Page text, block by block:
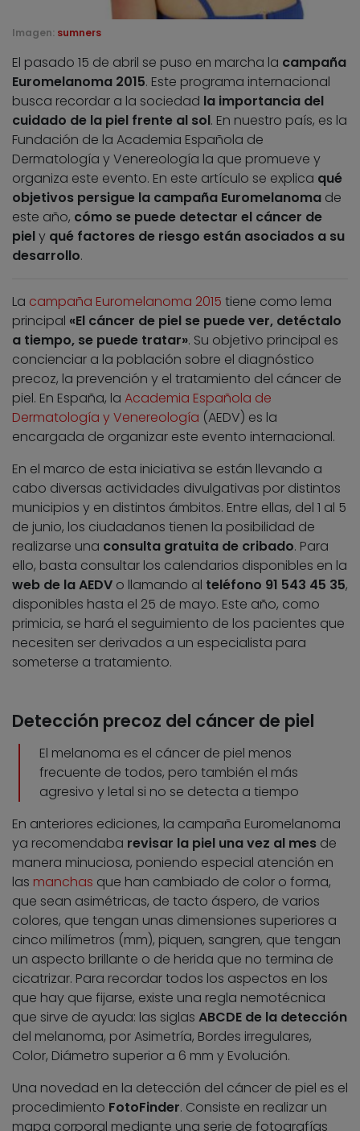
Imagen: sumners
El pasado 15 de abril se puso en marcha la campaña
Euromelanoma 2015. Este programa internacional
busca recordar a la sociedad la importancia del
cuidado de la piel frente al sol. En nuestro país, es la
Fundación de la Academia Española de
Dermatología y Venereología la que promueve y
organiza este evento. En este artículo se explica qué
objetivos persigue la campaña Euromelanoma de
este año, cómo se puede detectar el cáncer de
piely qué factores de riesgo están asociados a su
desarrollo.
La campaña Euromelanoma 2015 tiene como lema
principal «El cáncer de piel se puede ver, detéctalo
a tiempo, se puede tratar». Su objetivo principal es
concienciar a la población sobre el diagnóstico
precoz, la prevención y el tratamiento del cáncer de
piel. En España, la Academia Española de
Dermatología y Venereología (AEDV) es la
encargada de organizar este evento internacional.
En el marco de esta iniciativa se están llevando a
cabo diversas actividades divulgativas por distintos
municipios y en distintos ámbitos. Entre ellas, del 1 al 5
de junio, los ciudadanos tienen la posibilidad de
realizarse una consulta gratuita de cribado. Para
ello, basta consultar los calendarios disponibles en la
web de la AEDV o llamando al teléfono 91 543 45 35,
disponibles hasta el 25 de mayo. Este año, como
primicia, se hará el seguimiento de los pacientes que
necesiten ser derivados a un especialista para
someterse a tratamiento.
Detección precoz del cáncer de piel
El melanoma es el cáncer de piel menos
frecuente de todos, pero también el más
agresivo y letal si no se detecta a tiempo
En anteriores ediciones, la campaña Euromelanoma
ya recomendaba revisar la piel una vez al mes de
manera minuciosa, poniendo especial atención en
las manchas que han cambiado de color o forma,
que sean asimétricas, de tacto áspero, de varios
colores, que tengan unas dimensiones superiores a
cinco milímetros (mm), piquen, sangren, que tengan
un aspecto brillante o de herida que no termina de
cicatrizar. Para recordar todos los aspectos en los
que hay que fijarse, existe una regla nemotécnica
que sirve de ayuda: las siglas ABCDE de la detección
del melanoma, por Asimetría, Bordes irregulares,
Color, Diámetro superior a 6 mm y Evolución.
Una novedad en la detección del cáncer de piel es el
procedimiento FotoFinder. Consiste en realizar un
mapa corporal mediante una serie de fotografías